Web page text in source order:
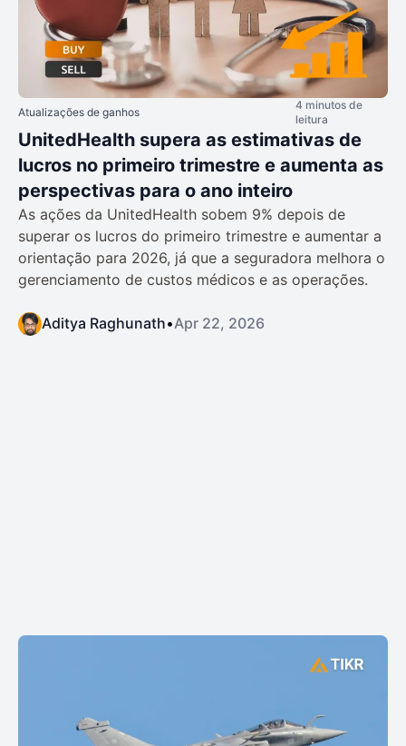
Atualizações de ganhos
4 minutos de
leitura
UnitedHealth supera as estimativas de
lucros no primeiro trimestre e aumenta as
perspectivas para o ano inteiro
As ações da UnitedHealth sobem 9% depois de
superar os lucros do primeiro trimestre e aumentar a
orientação para 2026, já que a seguradora melhora o
gerenciamento de custos médicos e as operações.
Aditya Raghunath•Apr 22, 2026